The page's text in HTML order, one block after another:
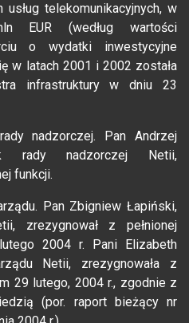
telekomunikacyjnych, w
EUR (według wartości
o wydatki inwestycyjne
w latach 2001 i 2002 została
infrastruktury w dniu 23
nadzorczej. Pan Andrzej
rady nadzorczej Netii,
funkcji.
Pan Zbigniew Łapiński,
zrezygnował z pełnionej
2004 r. Pani Elizabeth
Netii, zrezygnowała z
29 lutego, 2004 r., zgodnie z
(por. raport bieżący nr